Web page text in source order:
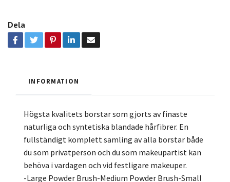
Dela
INFORMATION
Högsta kvalitets borstar som gjorts av finaste
naturliga och syntetiska blandade hårfibrer. En
fullständigt komplett samling av alla borstar både
du som privatperson och du som makeupartist kan
behöva i vardagen och vid festligare makeuper.
-Large Powder Brush-Medium Powder Brush-Small